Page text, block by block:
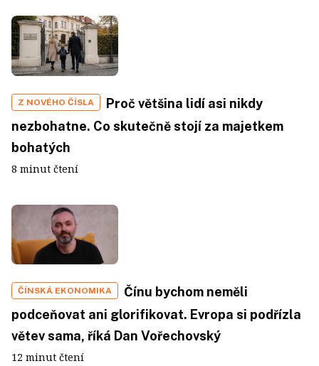
Z NOVÉHO ČÍSLA
Proč většina lidí asi nikdy
nezbohatne. Co skutečně stojí za majetkem
bohatých
8 minut čtení
ČÍNSKÁ EKONOMIKA
Čínu bychom neměli
podceňovat ani glorifikovat. Evropa si podřízla
větev sama, říká Dan Vořechovský
12 minut čtení